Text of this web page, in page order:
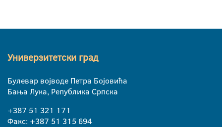
Универзитетски град
Булевар војводе Петра Бојовића
Бања Лука, Република Српска
+387 51 321 171
Факс: +387 51 315 694